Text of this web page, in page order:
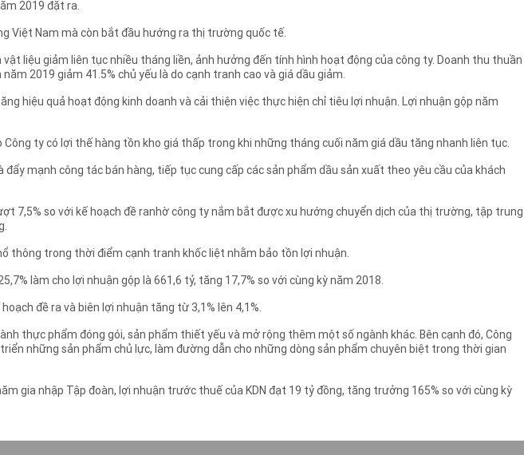
2019 đặt ra.
Việt Nam mà còn bắt đầu hướng ra thị trường quốc tế.
liệu giảm liên tục nhiều tháng liền, ảnh hưởng đến tính hình hoạt động của công ty. Doanh thu thuần
2019 giảm 41.5% chủ yếu là do cạnh tranh cao và giá dầu giảm.
hiệu quả hoạt động kinh doanh và cải thiện việc thực hiện chỉ tiêu lợi nhuận. Lợi nhuận gộp năm
ty có lợi thế hàng tồn kho giá thấp trong khi những tháng cuối năm giá dầu tăng nhanh liên tục.
mạnh công tác bán hàng, tiếp tục cung cấp các sản phẩm dầu sản xuất theo yêu cầu của khách
7,5% so với kế hoạch đề ranhờ công ty nắm bắt được xu hướng chuyển dịch của thị trường, tập trung
thông trong thời điểm cạnh tranh khốc liệt nhằm bảo tồn lợi nhuận.
làm cho lợi nhuận gộp là 661,6 tỷ, tăng 17,7% so với cùng kỳ năm 2018.
đề ra và biên lợi nhuận tăng từ 3,1% lên 4,1%.
thực phẩm đóng gói, sản phẩm thiết yếu và mở rộng thêm một số ngành khác. Bên cạnh đó, Công
những sản phẩm chủ lực, làm đường dẫn cho những dòng sản phẩm chuyên biệt trong thời gian
gia nhập Tập đoàn, lợi nhuận trước thuế của KDN đạt 19 tỷ đồng, tăng trưởng 165% so với cùng kỳ